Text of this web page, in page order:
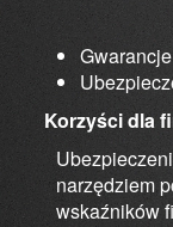
Korzyści dla
narzędziem
wskaźników